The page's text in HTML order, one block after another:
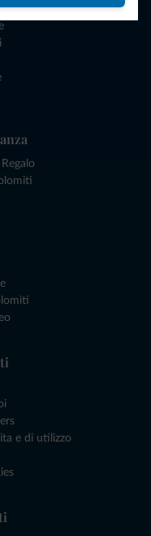
e di utilizzo